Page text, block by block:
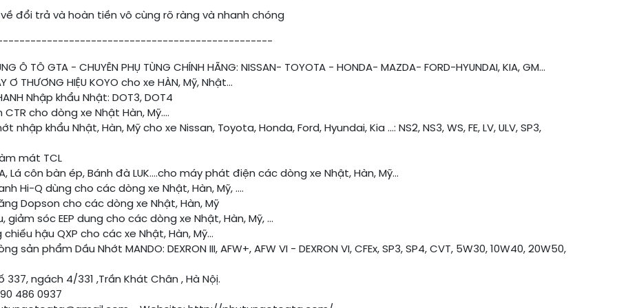
đổi trả và hoàn tiền vô cùng rõ ràng và nhanh chóng
Ô TÔ GTA - CHUYÊN PHỤ TÙNG CHÍNH HÃNG: NISSAN- TOYOTA - HONDA- MAZDA- FORD-HYUNDAI, KIA, GM...
Ơ THƯƠNG HIỆU KOYO cho xe HÀN, Mỹ, Nhật...
Nhập khẩu Nhật: DOT3, DOT4
cho dòng xe Nhật Hàn, Mỹ....
nhập khẩu Nhật, Hàn, Mỹ cho xe Nissan, Toyota, Honda, Ford, Hyundai, Kia ...: NS2, NS3, WS, FE, LV, ULV, SP3,
mát TCL
Lá côn bàn ép, Bánh đà LUK....cho máy phát điện các dòng xe Nhật, Hàn, Mỹ...
Hi-Q dùng cho các dòng xe Nhật, Hàn, Mỹ, ….
Dopson cho các dòng xe Nhật, Hàn, Mỹ
giảm sóc EEP dung cho các dòng xe Nhật, Hàn, Mỹ, …
hậu QXP cho các xe Nhật, Hàn, Mỹ...
sản phẩm Dầu Nhớt MANDO: DEXRON III, AFW+, AFW VI - DEXRON VI, CFEx, SP3, SP4, CVT, 5W30, 10W40, 20W50,
337, ngách 4/331 ,Trần Khát Chân , Hà Nộị.
486 0937